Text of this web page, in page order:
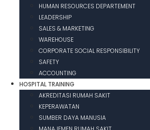
HUMAN RESOURCES DEPARTEMENT
LEADERSHIP
SALES & MARKETING
WAREHOUSE
CORPORATE SOCIAL RESPONSIBILITY
SAFETY
ACCOUNTING
HOSPITAL TRAINING
AKREDITASI RUMAH SAKIT
KEPERAWATAN
SUMBER DAYA MANUSIA